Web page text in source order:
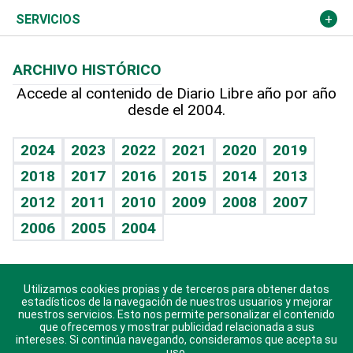
Resto del mundo
Economía personal
Podcast Arte Libre
Hablando con el pediatra
Vida y familia
Eñe
Celebrando la vida
Sin complejos
En pocas palabras
Escuchando al corazón
Economía Personal
Más deportes
Línea de hit
TBT Deportivo
Columnistas
Más firmas
Cambio climático
Opinión
Hecho en casa
Guía del dinero
SERVICIOS
Cumpleaños
Horóscopos
Crucigramas
ARCHIVO HISTÓRICO
Accede al contenido de Diario Libre año por año
desde el 2004.
2024 2023 2022 2021 2020
2019
2018
2017 2016 2015 2014
2013
2012
2011 2010 2009 2008
2007
2006
2005 2004
Descarga nuestras aplicaciones para Android, iOS y
sistema Huawei.
Utilizamos cookies propias y de terceros para obtener datos
estadísticos de la navegación de nuestros usuarios y mejorar
nuestros servicios. Esto nos permite personalizar el contenido
que ofrecemos y mostrar publicidad relacionada a sus
intereses. Si continúa navegando, consideramos que acepta su